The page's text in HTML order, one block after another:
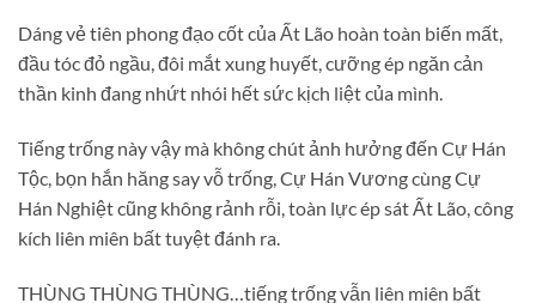
Dáng vẻ tiên phong đạo cốt của Ất Lão hoàn toàn biến mất,
đầu tóc đỏ ngầu, đôi mắt xung huyết, cưỡng ép ngăn cản
thần kinh đang nhứt nhói hết sức kịch liệt của mình.
Tiếng trống này vậy mà không chút ảnh hưởng đến Cự Hán
Tộc, bọn hắn hăng say vỗ trống, Cự Hán Vương cùng Cự
Hán Nghiệt cũng không rảnh rỗi, toàn lực ép sát Ất Lão, công
kích liên miên bất tuyệt đánh ra.
THÙNG THÙNG THÙNG…tiếng trống vẫn liên miên bất